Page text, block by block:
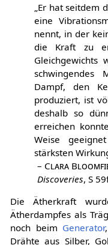
„Er hat
eine
nennt, in der
die Kraft zu
Gleichgewichts
schwingendes
Dampf, den
produziert, ist
deshalb so
erreichen
Weise
stärksten
– Clara
Discoveries, S
Die Ätherkraft
Ätherdampfes als
noch beim Generator
Drähte aus Silber,